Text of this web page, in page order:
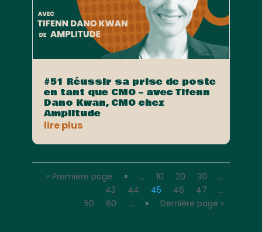
#51 Réussir sa prise de poste
en tant que CMO – avec Tifenn
Dano Kwan, CMO chez
Amplitude
lire plus
« Première page « … 10 20 30
…
43
44 45 46 47
…
50
60 … » Dernière page »